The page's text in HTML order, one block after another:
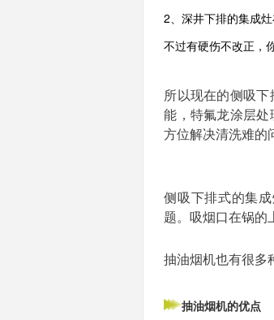
2、深井下排的集成
不过有硬伤不改正，
所以现在的侧吸
能，特氟龙涂层
方位解决清洗难的
侧吸下排式的集
题。吸烟口在锅的
抽油烟机也有很多
抽油烟机的优点